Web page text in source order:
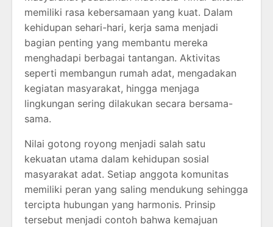
memiliki rasa kebersamaan yang kuat. Dalam
kehidupan sehari-hari, kerja sama menjadi
bagian penting yang membantu mereka
menghadapi berbagai tantangan. Aktivitas
seperti membangun rumah adat, mengadakan
kegiatan masyarakat, hingga menjaga
lingkungan sering dilakukan secara bersama-
sama.
Nilai gotong royong menjadi salah satu
kekuatan utama dalam kehidupan sosial
masyarakat adat. Setiap anggota komunitas
memiliki peran yang saling mendukung sehingga
tercipta hubungan yang harmonis. Prinsip
tersebut menjadi contoh bahwa kemajuan